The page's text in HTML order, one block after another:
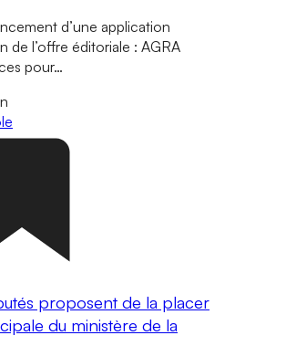
d’une application
de l’offre éditoriale : AGRA
pour…
proposent de la placer
du ministère de la